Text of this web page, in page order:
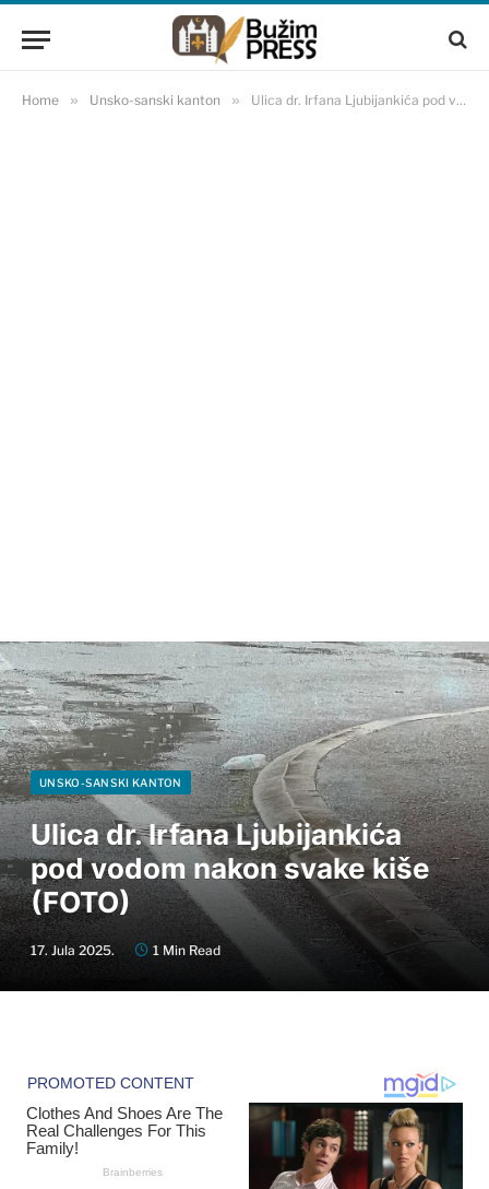
Home » Unsko-sanski kanton » Ulica dr. Irfana Ljubijankića pod vodom nakon svake kiše (FOTO)
UNSKO-SANSKI KANTON
Ulica dr. Irfana Ljubijankića
pod vodom nakon svake kiše
(FOTO)
17. Jula 2025. 1 Min Read